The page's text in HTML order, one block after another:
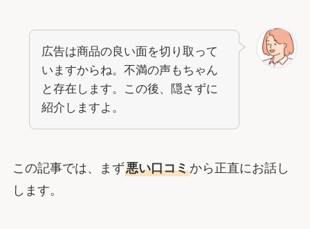
広告は商品の良い面を切り取って
いますからね。不満の声もちゃん
と存在します。この後、隠さずに
紹介しますよ。
この記事では、まず悪い口コミから正直にお話し
します。